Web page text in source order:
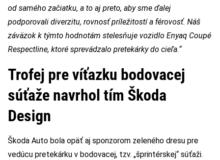
od samého začiatku, a to aj preto, aby sme ďalej
podporovali diverzitu, rovnosť príležitostí a férovosť. Náš
záväzok k týmto hodnotám stelesňuje vozidlo Enyaq Coupé
Respectline, ktoré sprevádzalo pretekárky do cieľa.“
Trofej pre víťazku bodovacej
súťaže navrhol tím Škoda
Design
Škoda Auto bola opäť aj sponzorom zeleného dresu pre
vedúcu pretekárku v bodovacej, tzv. „šprintérskej“ súťaži.